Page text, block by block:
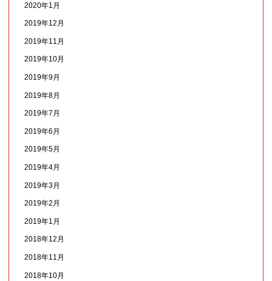
2020年1月
2019年12月
2019年11月
2019年10月
2019年9月
2019年8月
2019年7月
2019年6月
2019年5月
2019年4月
2019年3月
2019年2月
2019年1月
2018年12月
2018年11月
2018年10月